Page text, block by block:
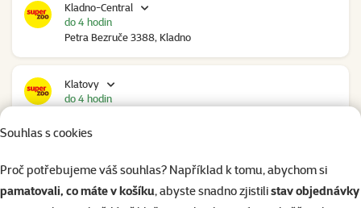
Souhlas s cookies
Proč potřebujeme váš souhlas? Například k tomu, abychom si
pamatovali, co máte v košíku, abyste snadno zjistilistav objednávky
Kladno-Central
Petra Bezruče 3388, Kladno
do 4 hodin
Klatovy
do 4 hodin
Polepská 979, Kolín
do 3 hodin